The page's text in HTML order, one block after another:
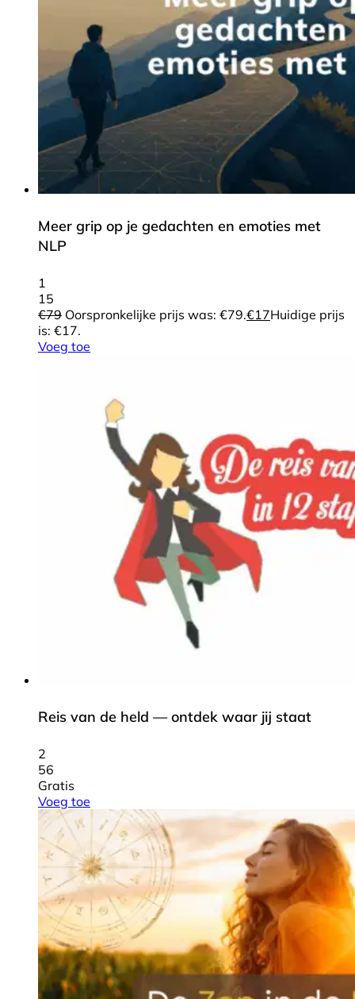
Meer grip op je gedachten en emoties met
NLP
1
15
€79 Oorspronkelijke prijs was: €79.€17Huidige prijs
is: €17.
Voeg toe
Reis van de held — ontdek waar jij staat
2
56
Gratis
Voeg toe